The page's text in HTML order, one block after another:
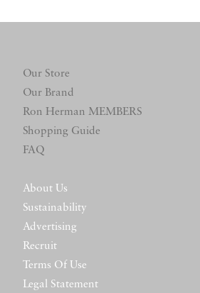
Our Store
Our Brand
Ron Herman MEMBERS
Shopping Guide
FAQ
About Us
Sustainability
Advertising
Recruit
Terms Of Use
Legal Statement